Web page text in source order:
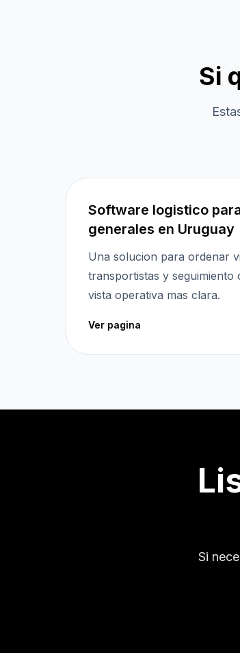
Si
Software logistico
generales en Uruguay
Una solucion para ordenar
transportistas y seguimiento
vista operativa mas clara.
Ver pagina
Si